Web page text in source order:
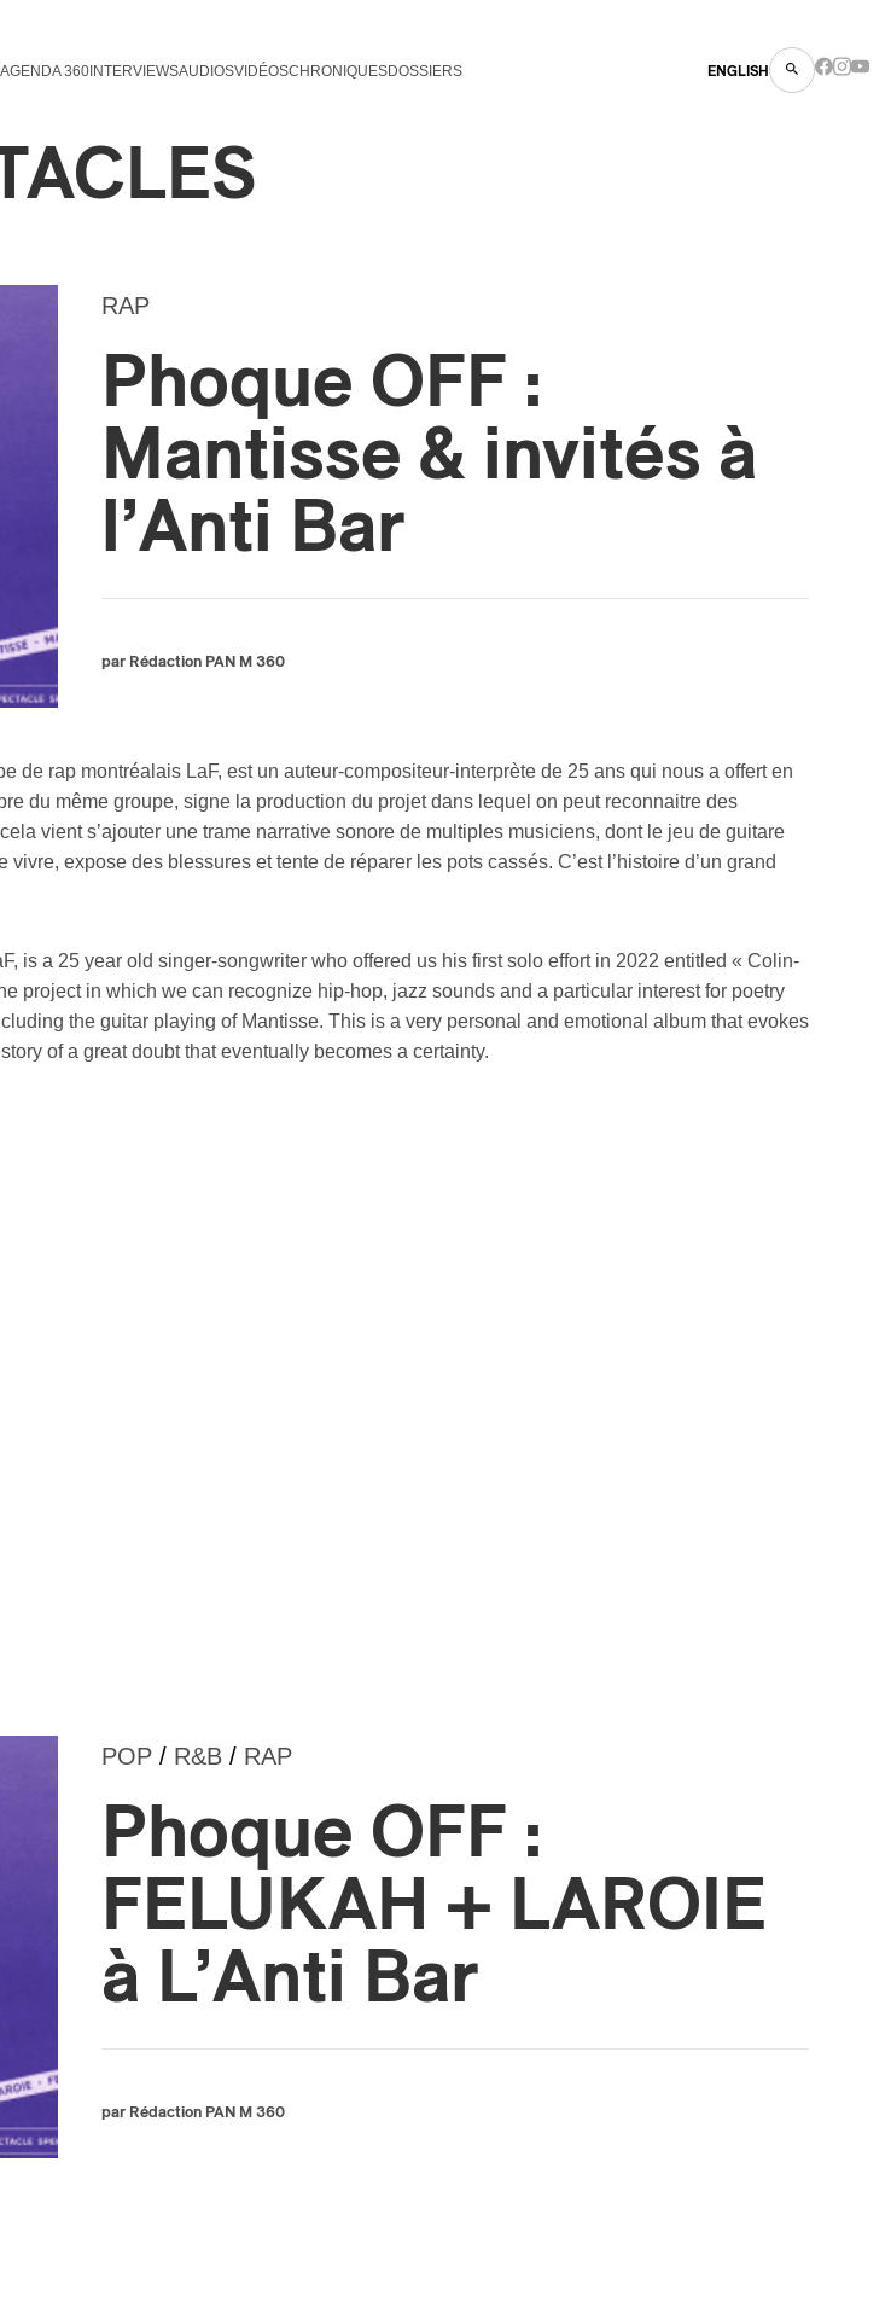
AGENDA 360INTERVIEWSAUDIOSVIDÉOSCHRONIQUESDOSSIERS ENGLISH
RAP
Phoque OFF :
Mantisse & invités à
l’Anti Bar
par Rédaction PAN M 360
de rap montréalais LaF, est un auteur-compositeur-interprète de 25 ans qui nous a offert en
du même groupe, signe la production du projet dans lequel on peut reconnaitre des
vient s’ajouter une trame narrative sonore de multiples musiciens, dont le jeu de guitare
expose des blessures et tente de réparer les pots cassés. C’est l’histoire d’un grand
is a 25 year old singer-songwriter who offered us his first solo effort in 2022 entitled « Colin-
project in which we can recognize hip-hop, jazz sounds and a particular interest for poetry
the guitar playing of Mantisse. This is a very personal and emotional album that evokes
of a great doubt that eventually becomes a certainty.
POP / R&B / RAP
Phoque OFF :
FELUKAH + LAROIE
à L’Anti Bar
par Rédaction PAN M 360